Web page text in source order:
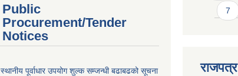
Public
Procurement/Tender
Notices
स्थानीय पूर्वाधार उपयोग शुल्क सम्जन्धी बढाबढको सूचना
7
राजपत्र